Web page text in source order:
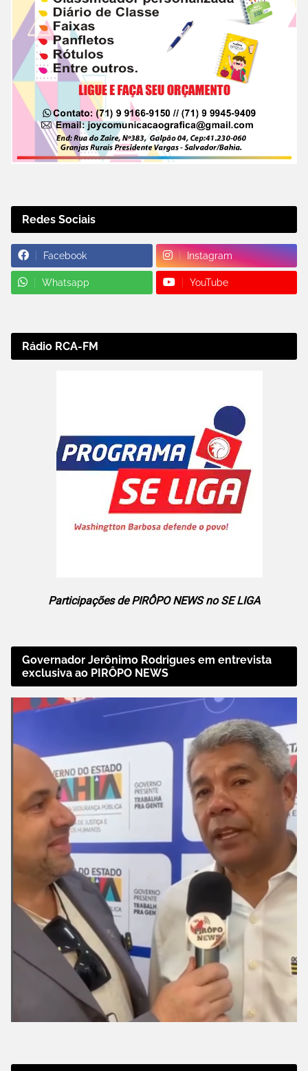
Redes Sociais
Facebook Instagram
Whatsapp YouTube
Rádio RCA-FM
Participações de PIRÔPO NEWS no SE LIGA
Governador Jerônimo Rodrigues em entrevista
exclusiva ao PIRÔPO NEWS